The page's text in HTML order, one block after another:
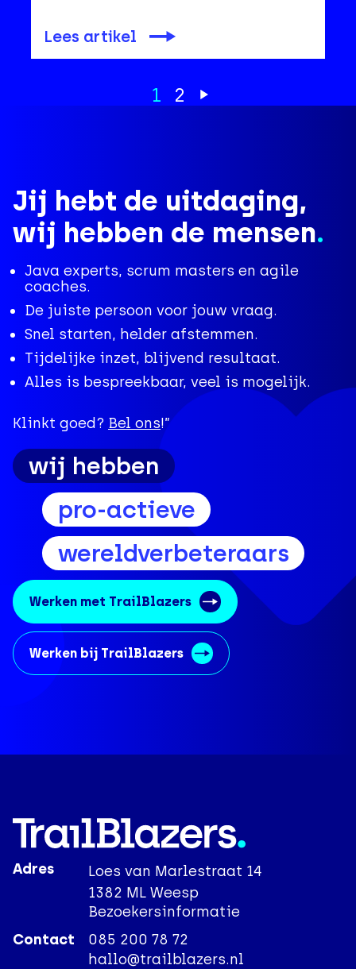
Lees artikel
1 2
Jij hebt de uitdaging,
wij hebben de mensen.
Java experts, scrum masters en agile
coaches.
De juiste persoon voor jouw vraag.
Snel starten, helder afstemmen.
Tijdelijke inzet, blijvend resultaat.
Alles is bespreekbaar, veel is mogelijk.
Klinkt goed? Bel ons!”
wij hebben
agile
coaches
Werken met TrailBlazers
Werken bij TrailBlazers
Adres
Loes van Marlestraat 14
1382 ML Weesp
Bezoekersinformatie
Contact
085 200 78 72
hallo@trailblazers.nl